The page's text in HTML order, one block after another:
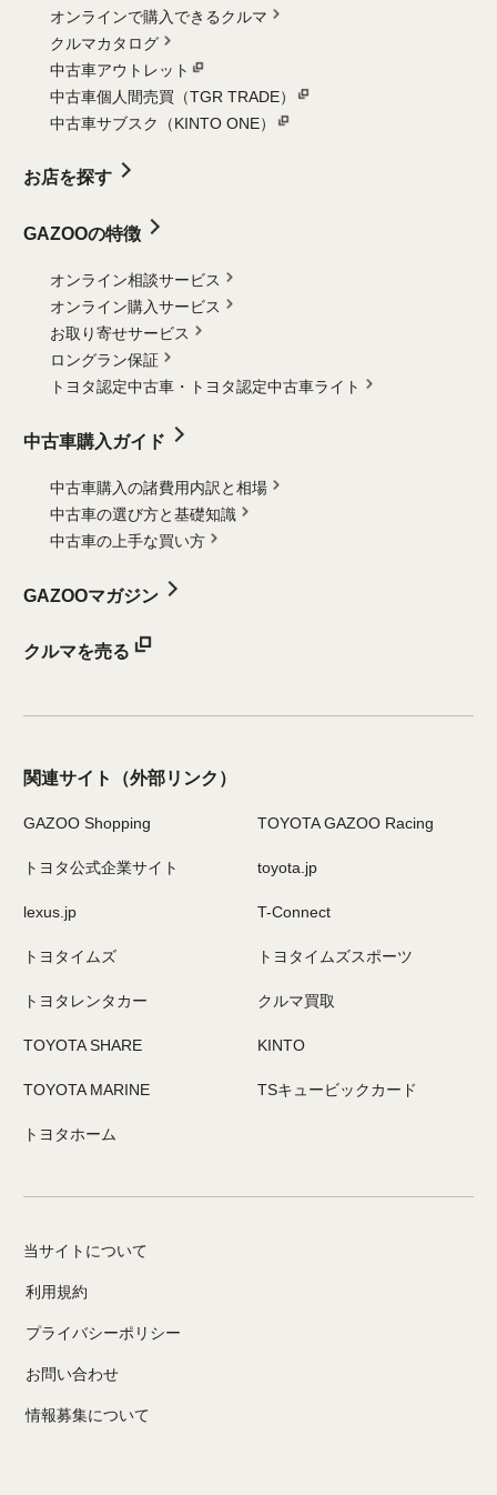
オンラインで購入できるクルマ
クルマカタログ
中古車アウトレット
中古車個人間売買（TGR TRADE）
中古車サブスク（KINTO ONE）
お店を探す
GAZOOの特徴
オンライン相談サービス
オンライン購入サービス
お取り寄せサービス
ロングラン保証
トヨタ認定中古車・
トヨタ認定中古車ライト
中古車購入ガイド
中古車購入の諸費用内訳と相場
中古車の選び方と基礎知識
中古車の上手な買い方
GAZOOマガジン
クルマを売る
関連サイト （外部リンク）
GAZOO Shopping TOYOTA GAZOO Racing
トヨタ公式企業サイト toyota.jp
lexus.jp T-Connect
トヨタイムズ トヨタイムズスポーツ
トヨタレンタカー クルマ買取
TOYOTA SHARE KINTO
TOYOTA MARINE TSキュービックカード
トヨタホーム
当サイトについて
利用規約
プライバシーポリシー
お問い合わせ
情報募集について